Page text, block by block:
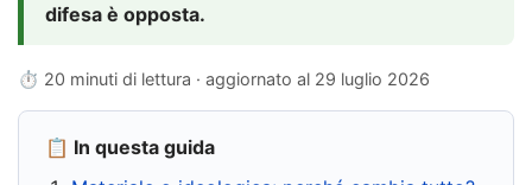
difesa è opposta.
⏱ 20 minuti di lettura · aggiornato al 29 luglio 2026
📋 In questa guida